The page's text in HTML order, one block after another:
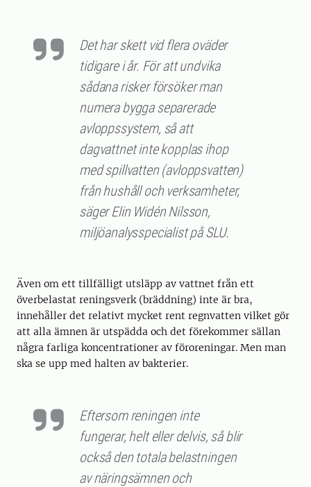
Det har skett vid flera oväder
tidigare i år. För att undvika
sådana risker försöker man
numera bygga separerade
avloppssystem, så att
dagvattnet inte kopplas ihop
med spillvatten (avloppsvatten)
från hushåll och verksamheter,
säger Elin Widén Nilsson,
miljöanalysspecialist på SLU.
Även om ett tillfälligt utsläpp av vattnet från ett
överbelastat reningsverk (bräddning) inte är bra,
innehåller det relativt mycket rent regnvatten vilket gör
att alla ämnen är utspädda och det förekommer sällan
några farliga koncentrationer av föroreningar. Men man
ska se upp med halten av bakterier.
Eftersom reningen inte
fungerar, helt eller delvis, så blir
också den totala belastningen
av näringsämnen och